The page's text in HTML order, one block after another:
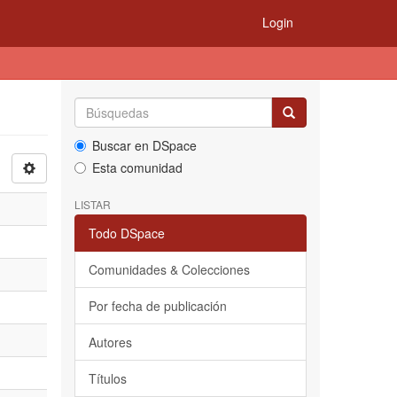
Login
Buscar en DSpace
Esta comunidad
LISTAR
Todo DSpace
Comunidades & Colecciones
Por fecha de publicación
Autores
Títulos